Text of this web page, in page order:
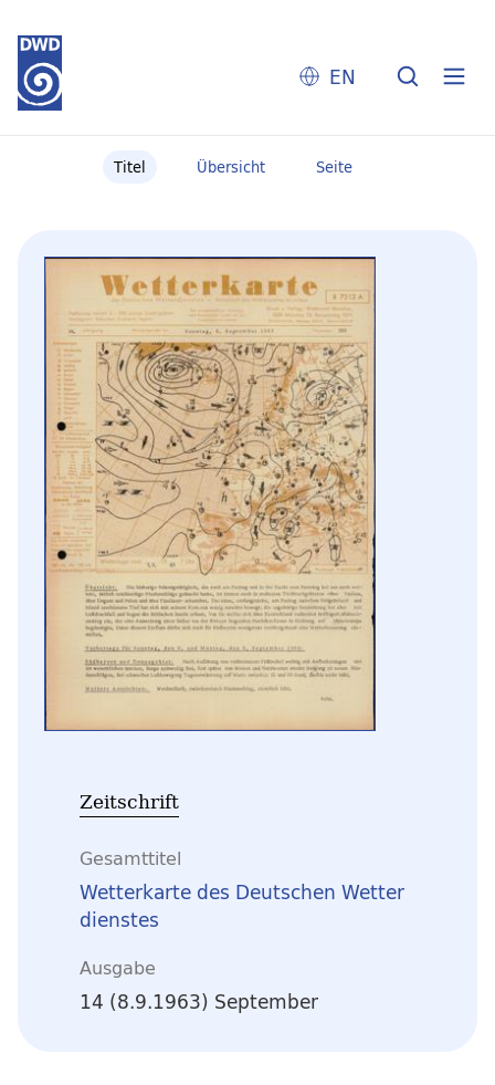
EN
Titel Übersicht Seite
Zeitschrift
Gesamttitel
Wetterkarte des Deutschen Wetter
dienstes
Ausgabe
14 (8.9.1963) September